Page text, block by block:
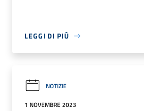
LEGGI DI PIÙ
NOTIZIE
1 NOVEMBRE 2023